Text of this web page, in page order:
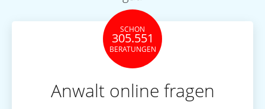
SCHON
305.551
BERATUNGEN
Anwalt online fragen